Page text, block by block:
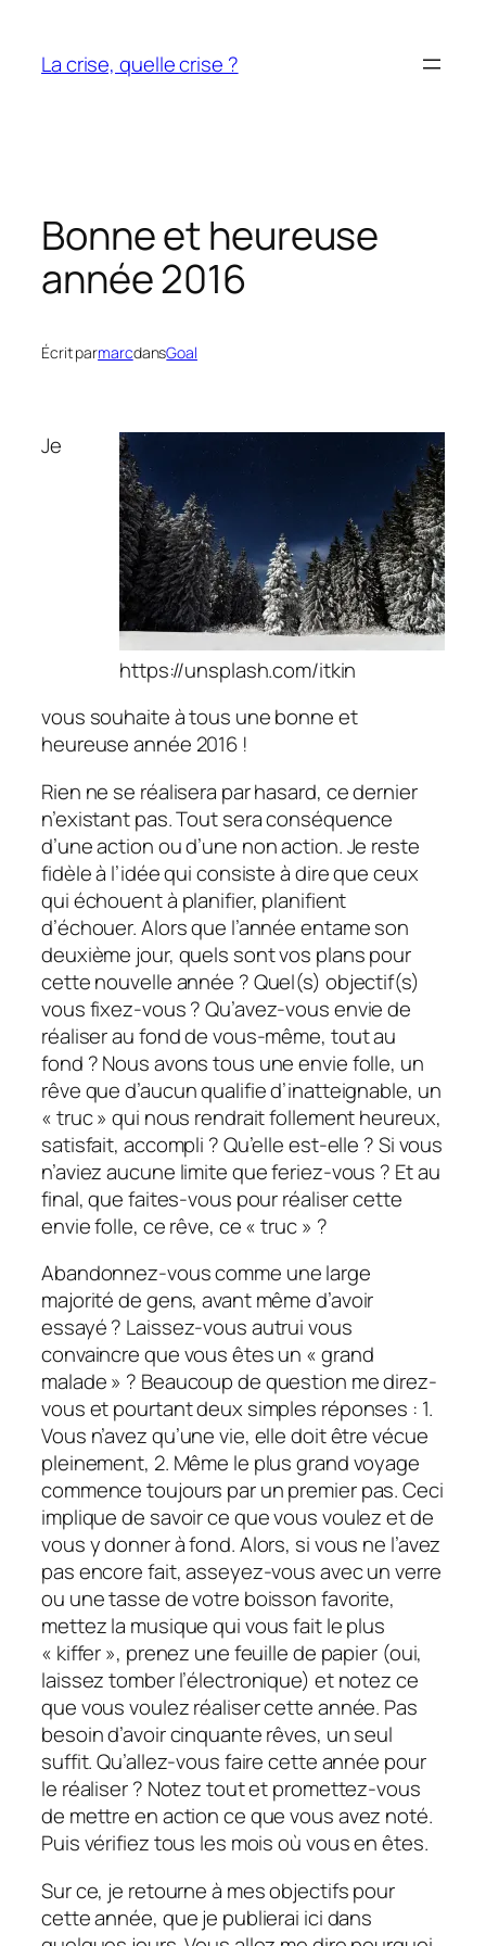
contenu
La crise, quelle crise ?
Bonne et heureuse
année 2016
Écrit parmarcdansGoal
https://unsplash.com/itkin
Je
vous souhaite à tous une bonne et
heureuse année 2016 !
Rien ne se réalisera par hasard, ce dernier
n’existant pas. Tout sera conséquence
d’une action ou d’une non action. Je reste
fidèle à l’idée qui consiste à dire que ceux
qui échouent à planifier, planifient
d’échouer. Alors que l’année entame son
deuxième jour, quels sont vos plans pour
cette nouvelle année ? Quel(s) objectif(s)
vous fixez-vous ? Qu’avez-vous envie de
réaliser au fond de vous-même, tout au
fond ? Nous avons tous une envie folle, un
rêve que d’aucun qualifie d’inatteignable, un
« truc » qui nous rendrait follement heureux,
satisfait, accompli ? Qu’elle est-elle ? Si vous
n’aviez aucune limite que feriez-vous ? Et au
final, que faites-vous pour réaliser cette
envie folle, ce rêve, ce « truc » ?
Abandonnez-vous comme une large
majorité de gens, avant même d’avoir
essayé ? Laissez-vous autrui vous
convaincre que vous êtes un « grand
malade » ? Beaucoup de question me direz-
vous et pourtant deux simples réponses : 1.
Vous n’avez qu’une vie, elle doit être vécue
pleinement, 2. Même le plus grand voyage
commence toujours par un premier pas. Ceci
implique de savoir ce que vous voulez et de
vous y donner à fond. Alors, si vous ne l’avez
pas encore fait, asseyez-vous avec un verre
ou une tasse de votre boisson favorite,
mettez la musique qui vous fait le plus
« kiffer », prenez une feuille de papier (oui,
laissez tomber l’électronique) et notez ce
que vous voulez réaliser cette année. Pas
besoin d’avoir cinquante rêves, un seul
suffit. Qu’allez-vous faire cette année pour
le réaliser ? Notez tout et promettez-vous
de mettre en action ce que vous avez noté.
Puis vérifiez tous les mois où vous en êtes.
Sur ce, je retourne à mes objectifs pour
cette année, que je publierai ici dans